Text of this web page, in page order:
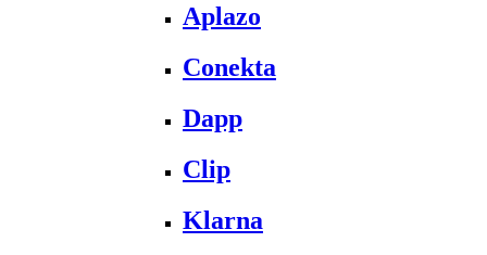
Aplazo
Conekta
Dapp
Clip
Klarna